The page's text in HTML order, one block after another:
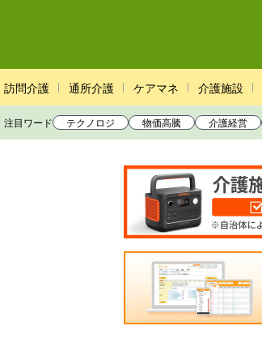
訪問介護 通所介護 ケアマネ 介護施設
注目ワード テクノロジ 物価高騰 介護経営